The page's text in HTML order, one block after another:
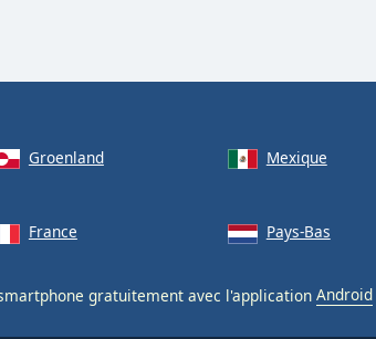
Groenland Mexique
France Pays-Bas
gratuitement avec l'application Android